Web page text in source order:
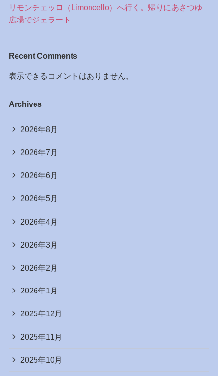
リモンチェッロ（Limoncello）へ行く。帰りにあさつゆ
広場でジェラート
Recent Comments
表示できるコメントはありません。
Archives
2026年8月
2026年7月
2026年6月
2026年5月
2026年4月
2026年3月
2026年2月
2026年1月
2025年12月
2025年11月
2025年10月